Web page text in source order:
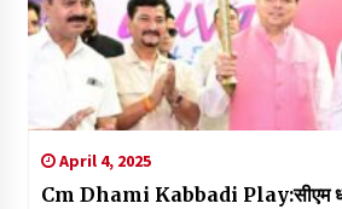
April 4, 2025
Cm Dhami Kabbadi Play:सीएम